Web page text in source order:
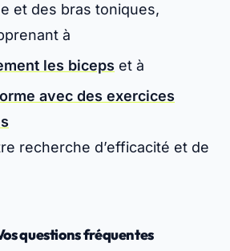
et des bras toniques,
à
les biceps et à
avec des exercices
recherche d’efficacité et de
questions fréquentes